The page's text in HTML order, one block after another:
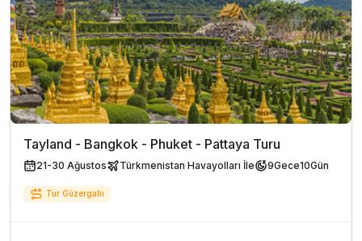
Tayland - Bangkok - Phuket - Pattaya Turu
21-30 Ağustos Türkmenistan Havayolları İle 9Gece10Gün
Tur Güzergahı